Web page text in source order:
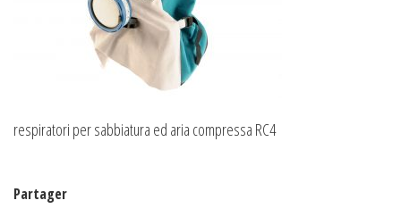
respiratori per sabbiatura ed aria compressa RC4
Partager